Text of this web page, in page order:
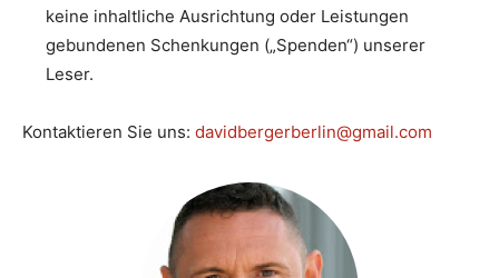
keine inhaltliche Ausrichtung oder Leistungen
gebundenen Schenkungen („Spenden“) unserer
Leser.
Kontaktieren Sie uns: davidbergerberlin@gmail.com